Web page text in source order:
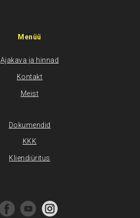
Menüü
Ajakava ja hinnad
Kontakt
Meist
Dokumendid
KKK
Kliendiüritus